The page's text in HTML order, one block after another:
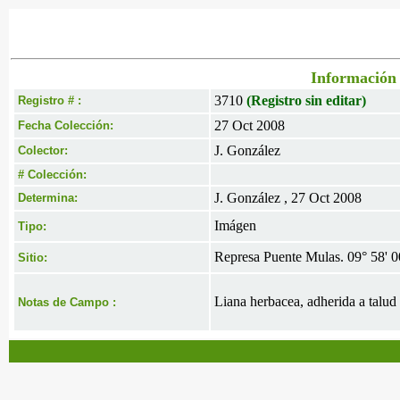
Información
Registro # : 3710 (Registro sin editar)
Fecha Colección: 27 Oct 2008
Colector: J. González
# Colección:
Determina:
J. González , 27 Oct 2008
Tipo: Imágen
Sitio: Represa Puente Mulas. 09° 58'
Notas de Campo : Liana herbacea, adherida a